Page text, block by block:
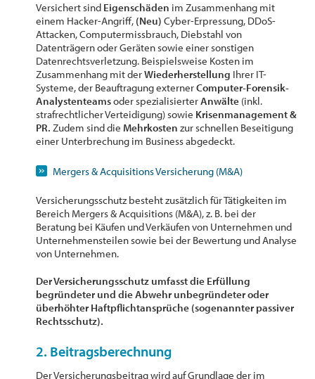
Versichert sind Eigenschäden im Zusammenhang mit
einem Hacker-Angriff, (Neu) Cyber-Erpressung, DDoS-
Attacken, Computermissbrauch, Diebstahl von
Datenträgern oder Geräten sowie einer sonstigen
Datenrechtsverletzung. Beispielsweise Kosten im
Zusammenhang mit derWiederherstellung Ihrer IT-
Systeme, der Beauftragung externerComputer-Forensik-
Analystenteamsoder spezialisierterAnwälte (inkl.
strafrechtlicher Verteidigung) sowie Krisenmanagement &
PR. Zudem sind dieMehrkosten zur schnellen Beseitigung
einer Unterbrechung im Business abgedeckt.
Mergers & Acquisitions Versicherung (M&A)
Versicherungsschutz besteht zusätzlich für Tätigkeiten im
Bereich Mergers & Acquisitions (M&A), z. B. bei der
Beratung bei Käufen und Verkäufen von Unternehmen und
Unternehmensteilen sowie bei der Bewertung und Analyse
von Unternehmen.
Der Versicherungsschutz umfasst die Erfüllung
begründeter und die Abwehr unbegründeter oder
überhöhter Haftpflichtansprüche (sogenannter passiver
Rechtsschutz).
2. Beitragsberechnung
Der Versicherungsbeitrag wird auf Grundlage der im